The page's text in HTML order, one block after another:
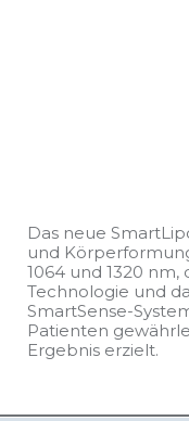
Das neue
und
1064 und 1320
Technologie und
SmartSense-
Patienten
Ergebnis erzielt.